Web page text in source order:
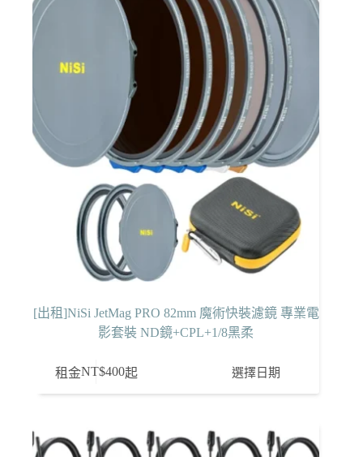
[出租]NiSi JetMag PRO 82mm 魔術快裝濾鏡 專業電
影套裝 ND鏡+CPL+1/8黑柔
租金NT$400起 選擇日期